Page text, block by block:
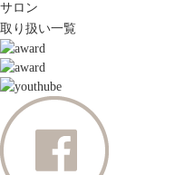
サロン
取り扱い一覧